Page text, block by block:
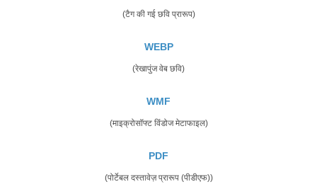
(टैग की गई छवि प्रारूप)
WEBP
(रेखापुंज वेब छवि)
WMF
(माइक्रोसॉफ्ट विंडोज मेटाफाइल)
PDF
(पोर्टेबल दस्तावेज़ प्रारूप (पीडीएफ))